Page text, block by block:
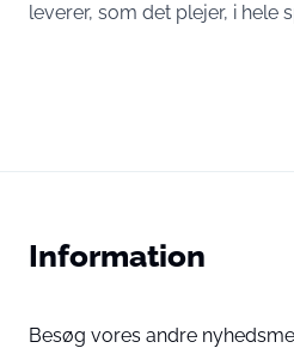
leverer, som det plejer, i hele
Information
Besøg vores andre